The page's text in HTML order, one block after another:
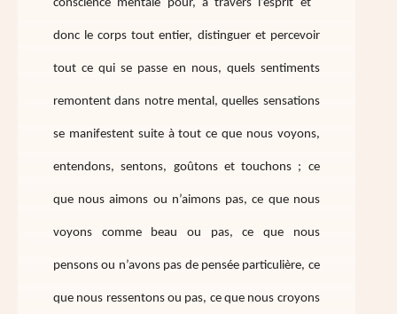
conscience mentale pour, à travers l’esprit et
donc le corps tout entier, distinguer et percevoir
tout ce qui se passe en nous, quels sentiments
remontent dans notre mental, quelles sensations
se manifestent suite à tout ce que nous voyons,
entendons, sentons, goûtons et touchons ; ce
que nous aimons ou n’aimons pas, ce que nous
voyons comme beau ou pas, ce que nous
pensons ou n’avons pas de pensée particulière, ce
que nous ressentons ou pas, ce que nous croyons